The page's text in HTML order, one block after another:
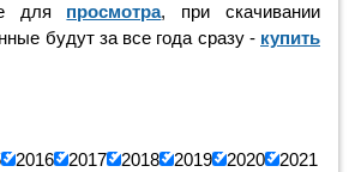
для просмотра, при скачивании
будут за все года сразу - купить
2016 2017 2018 2019 2020
2021